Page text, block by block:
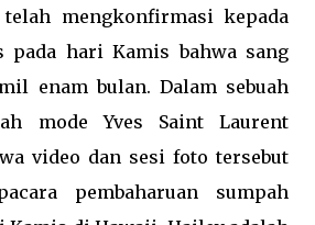
mengkonfirmasi kepada
pada hari Kamis bahwa sang
enam bulan. Dalam sebuah
mode Yves Saint Laurent
video dan sesi foto tersebut
pembaharuan sumpah